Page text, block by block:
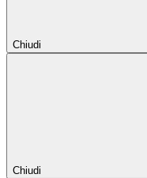
Chiudi
Chiudi